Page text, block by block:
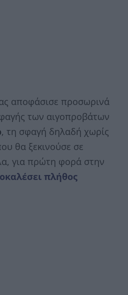
αποφάσισε προσωρινά
των αιγοπροβάτων
, τη σφαγή δηλαδή χωρίς
θα ξεκινούσε σε
για πρώτη φορά στην
πλήθος